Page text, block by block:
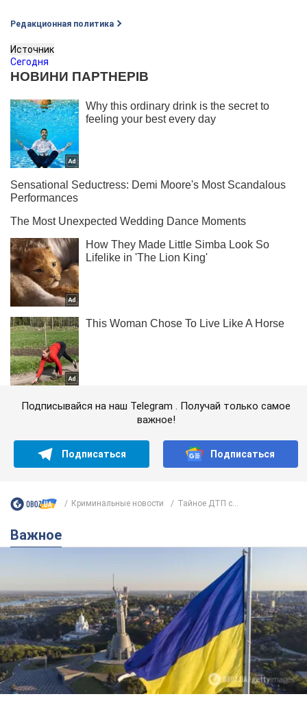
Редакционная политика
Источник
Сегодня
Подписывайся на наш Telegram . Получай только самое
важное!
Подписаться Подписаться
Криминальные новости Тайное ДТП с...
Важное